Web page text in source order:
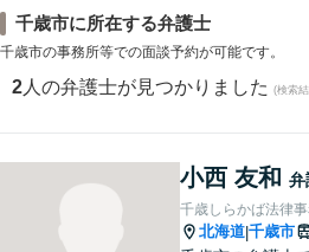
千歳市に所在する弁護士
千歳市の事務所等での面談予約が可能です。
2 人の弁護士が見つかりました (検索
小西 友和 弁
千歳しらかば法律
北海道|千歳市